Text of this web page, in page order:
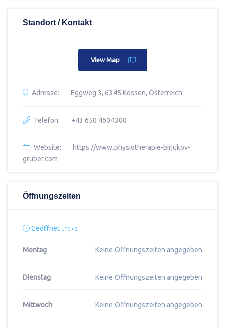
Standort / Kontakt
View Map
Adresse: Eggweg 3, 6345 Kössen, Österreich
Telefon: +43 650 4604300
Website:
https://www.physiotherapie-birjukov-
gruber.com
Öffnungszeiten
Geöffnet UTC + 2
Montag Keine Öffnungszeiten angegeben
Dienstag Keine Öffnungszeiten angegeben
Mittwoch Keine Öffnungszeiten angegeben